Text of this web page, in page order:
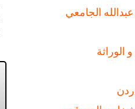
الجامعي
الوراثة